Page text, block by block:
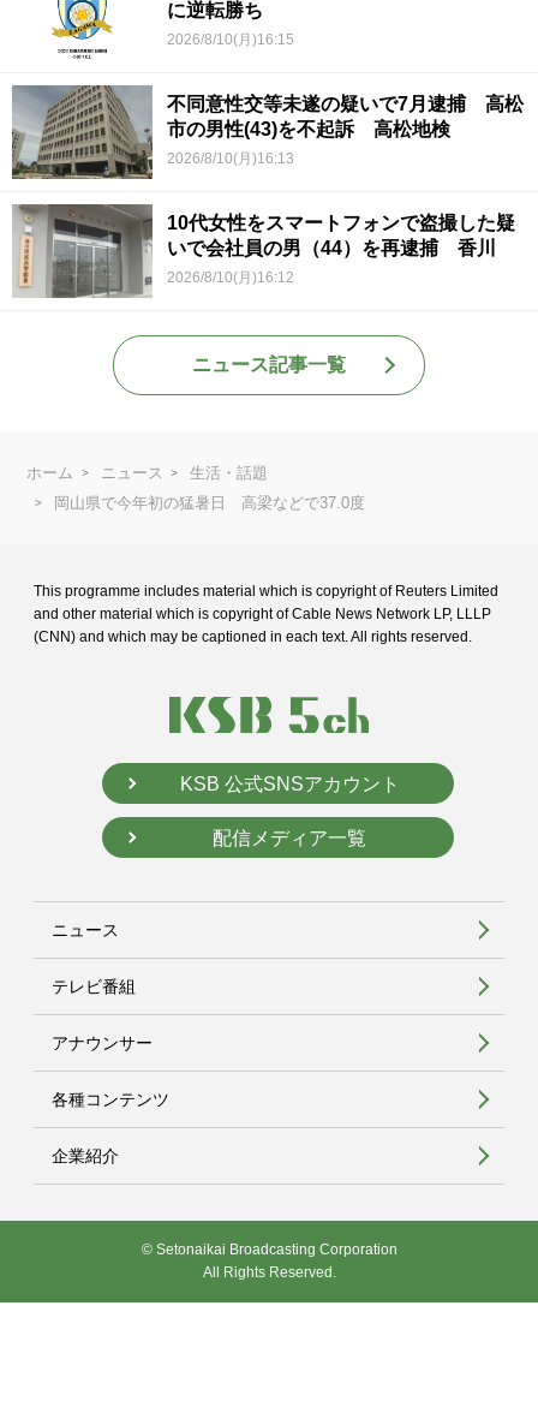
に逆転勝ち
2026/8/10(月)16:15
不同意性交等未遂の疑いで7月逮捕 高松
市の男性(43)を不起訴 高松地検
2026/8/10(月)16:13
10代女性をスマートフォンで盗撮した疑
いで会社員の男（44）を再逮捕 香川
2026/8/10(月)16:12
ニュース記事一覧
ホーム ニュース
生活・話題
岡山県で今年初の猛暑日 高梁などで37.0度
This programme includes material which is copyright of Reuters Limited
and other material which is copyright of Cable News Network LP, LLLP
(CNN) and which may be captioned in each text. All rights reserved.
KSB 公式SNSアカウント
配信メディア一覧
ニュース
テレビ番組
アナウンサー
各種コンテンツ
企業紹介
© Setonaikai Broadcasting Corporation
All Rights Reserved.